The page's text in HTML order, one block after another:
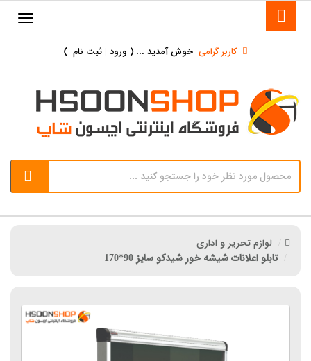
کاربر گرامی خوش آمدید ... ( ورود | ثبت نام )
لوازم تحریر و اداری
تابلو اعلانات شیشه خور شیدکو سایز 90*170